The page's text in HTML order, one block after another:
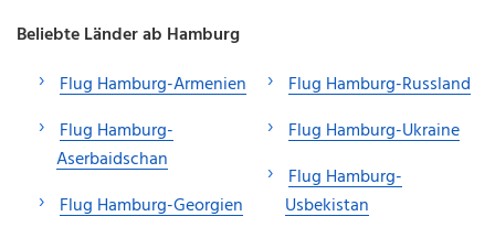
Beliebte Länder ab Hamburg
Flug Hamburg-Armenien
Flug Hamburg-
Aserbaidschan
Flug Hamburg-Georgien
Flug Hamburg-Russland
Flug Hamburg-Ukraine
Flug Hamburg-
Usbekistan